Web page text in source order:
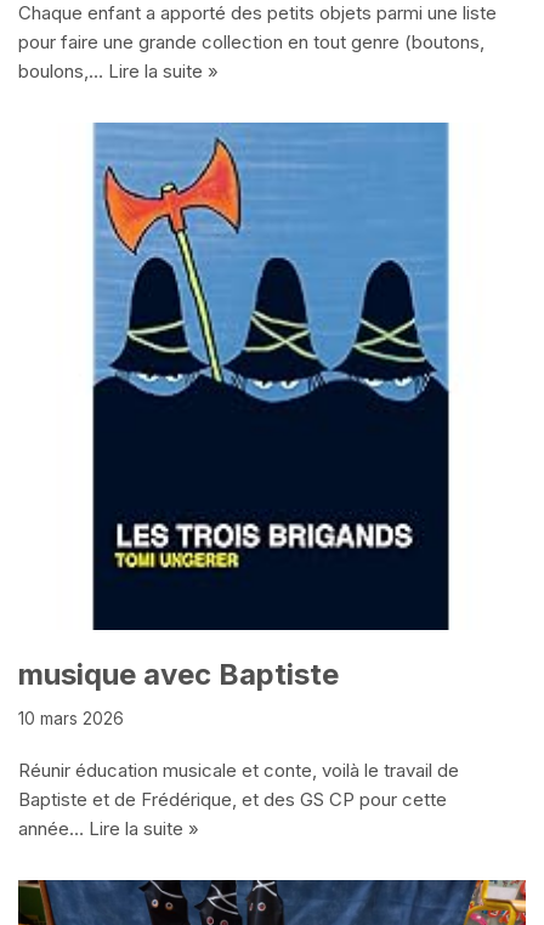
Chaque enfant a apporté des petits objets parmi une liste
pour faire une grande collection en tout genre (boutons,
boulons,… Lire la suite »
musique avec Baptiste
10 mars 2026
Réunir éducation musicale et conte, voilà le travail de
Baptiste et de Frédérique, et des GS CP pour cette
année… Lire la suite »